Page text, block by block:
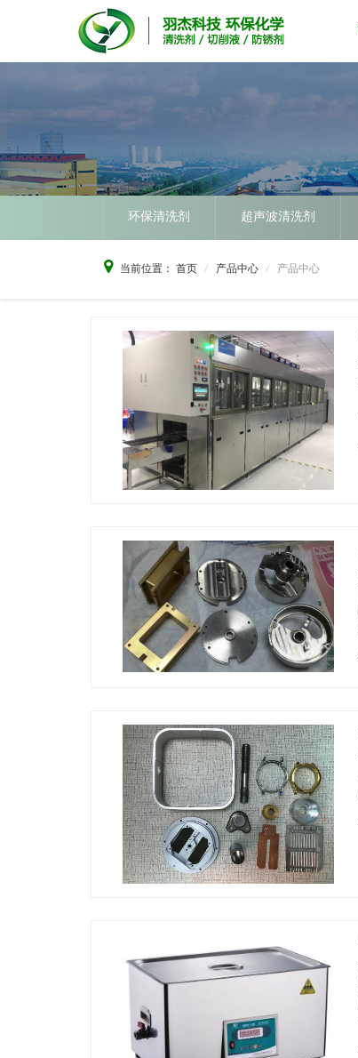
环保清洗剂 超声波清洗剂
当前位置： 首页 产品中心 产品中心